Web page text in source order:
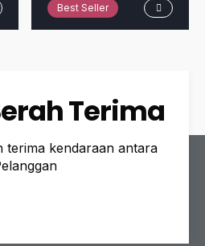
Best Seller
Terima
terima kendaraan antara